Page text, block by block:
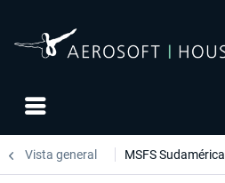
Vista general MSFS Sudamérica